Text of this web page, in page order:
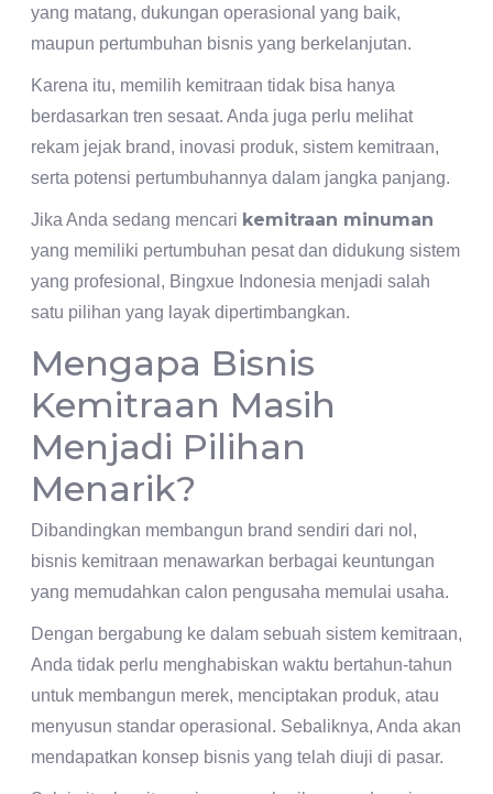
yang matang, dukungan operasional yang baik,
maupun pertumbuhan bisnis yang berkelanjutan.
Karena itu, memilih kemitraan tidak bisa hanya
berdasarkan tren sesaat. Anda juga perlu melihat
rekam jejak brand, inovasi produk, sistem kemitraan,
serta potensi pertumbuhannya dalam jangka panjang.
Jika Anda sedang mencari kemitraan minuman
yang memiliki pertumbuhan pesat dan didukung sistem
yang profesional, Bingxue Indonesia menjadi salah
satu pilihan yang layak dipertimbangkan.
Mengapa Bisnis
Kemitraan Masih
Menjadi Pilihan
Menarik?
Dibandingkan membangun brand sendiri dari nol,
bisnis kemitraan menawarkan berbagai keuntungan
yang memudahkan calon pengusaha memulai usaha.
Dengan bergabung ke dalam sebuah sistem kemitraan,
Anda tidak perlu menghabiskan waktu bertahun-tahun
untuk membangun merek, menciptakan produk, atau
menyusun standar operasional. Sebaliknya, Anda akan
mendapatkan konsep bisnis yang telah diuji di pasar.